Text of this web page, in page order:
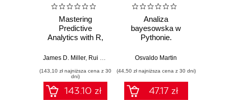
Mastering
Predictive
Analytics with R,
Machine learning
advanced models -
Second Edition
James D. Miller, Rui Miguel Forte
(143,10 zł najniższa cena z 30
dni)
143.10 zł
Analiza
bayesowska w
Pythonie.
przewodnik po
probabilistycznym.
Wydanie III
Osvaldo Martin
(44,50 zł najniższa cena z 30 dni)
47.17 zł